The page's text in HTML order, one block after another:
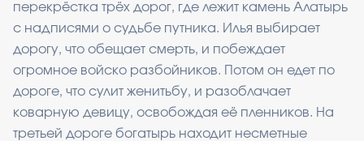
перекрёстка трёх дорог, где лежит камень Алатырь
с надписями о судьбе путника. Илья выбирает
дорогу, что обещает смерть, и побеждает
огромное войско разбойников. Потом он едет по
дороге, что сулит женитьбу, и разоблачает
коварную девицу, освобождая её пленников. На
третьей дороге богатырь находит несметные